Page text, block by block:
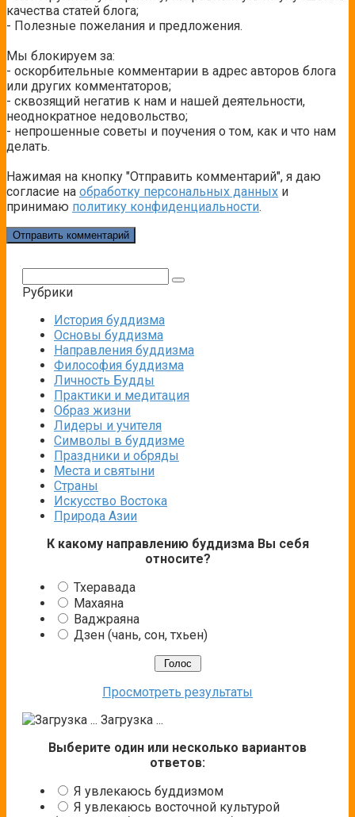
качества статей блога;
- Полезные пожелания и предложения.
Мы блокируем за:
- оскорбительные комментарии в адрес авторов блога
или других комментаторов;
- сквозящий негатив к нам и нашей деятельности,
неоднократное недовольство;
- непрошенные советы и поучения о том, как и что нам
делать.
Нажимая на кнопку "Отправить комментарий", я даю
согласие на обработку персональных данных и
принимаю политику конфиденциальности.
Рубрики
История буддизма
Основы буддизма
Направления буддизма
Философия буддизма
Личность Будды
Практики и медитация
Образ жизни
Лидеры и учителя
Символы в буддизме
Праздники и обряды
Места и святыни
Страны
Искусство Востока
Природа Азии
К какому направлению буддизма Вы себя
относите?
Тхеравада
Махаяна
Ваджраяна
Дзен (чань, сон, тхьен)
Просмотреть результаты
Загрузка ...
Выберите один или несколько вариантов
ответов:
Я увлекаюсь буддизмом
Я увлекаюсь восточной культурой